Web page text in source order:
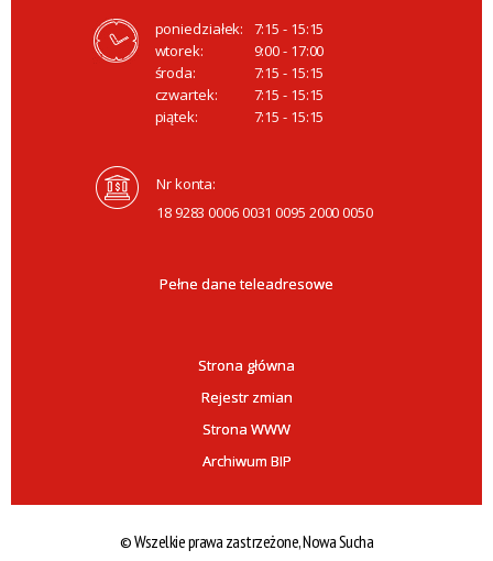
poniedziałek:
7:15 - 15:15
wtorek:
9:00 - 17:00
środa:
7:15 - 15:15
czwartek:
7:15 - 15:15
piątek:
7:15 - 15:15
Nr konta:
18 9283 0006 0031 0095 2000 0050
Pełne dane teleadresowe
Strona główna
Rejestr zmian
Strona WWW
Archiwum BIP
© Wszelkie prawa zastrzeżone, Nowa Sucha